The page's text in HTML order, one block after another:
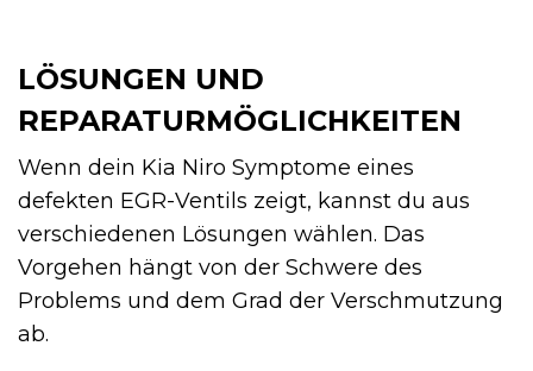
LÖSUNGEN UND
REPARATURMÖGLICHKEITEN
Wenn dein Kia Niro Symptome eines
defekten EGR-Ventils zeigt, kannst du aus
verschiedenen Lösungen wählen. Das
Vorgehen hängt von der Schwere des
Problems und dem Grad der Verschmutzung
ab.